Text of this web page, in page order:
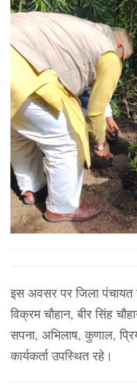
इस अवसर पर जिला पंचायत
विक्रम चौहान, बीर सिंह
सपना, अभिलाष, कुणाल,
कार्यकर्ता उपस्थित रहे।